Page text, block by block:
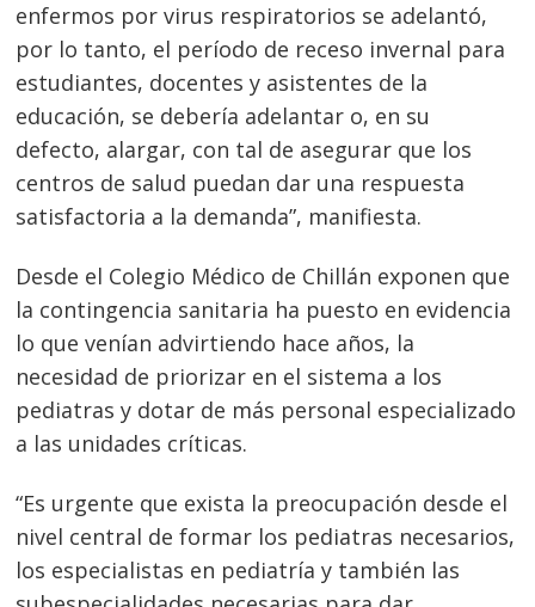
enfermos por virus respiratorios se adelantó,
por lo tanto, el período de receso invernal para
estudiantes, docentes y asistentes de la
educación, se debería adelantar o, en su
defecto, alargar, con tal de asegurar que los
centros de salud puedan dar una respuesta
satisfactoria a la demanda”, manifiesta.
Desde el Colegio Médico de Chillán exponen que
la contingencia sanitaria ha puesto en evidencia
lo que venían advirtiendo hace años, la
necesidad de priorizar en el sistema a los
pediatras y dotar de más personal especializado
a las unidades críticas.
“Es urgente que exista la preocupación desde el
nivel central de formar los pediatras necesarios,
los especialistas en pediatría y también las